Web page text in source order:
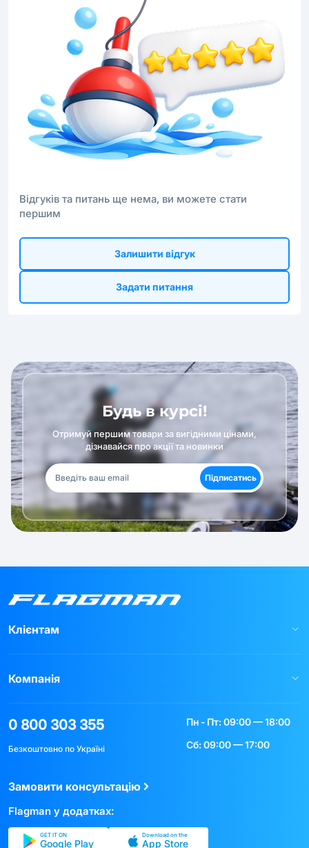
Відгуків та питань ще нема, ви можете стати
першим
Залишити відгук
Задати питання
Будь в курсі!
Отримуй першим товари за вигідними цінами,
дізнавайся про акції та новинки
Підписатись
Клієнтам
Компанія
0 800 303 355
Безкоштовно по Україні
Пн - Пт: 09:00 — 18:00
Сб: 09:00 — 17:00
Замовити консультацію
Flagman у додатках:
GET IT ON
Google Play
Download on the
App Store